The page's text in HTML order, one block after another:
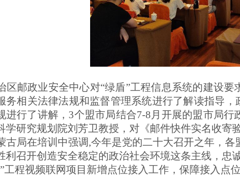
区邮政业安全中心对“绿盾”工程信息系统的建设
务相关法律法规和监督管理系统进行了解读指导
进行了讲解，3个盟市局结合7-8月开展的盟市局
学研究规划院刘芳卫教授，对《邮件快件实名收寄
古局在培训中强调,今年是党的二十大召开之年， 各
利召开创造安全稳定的政治社会环境这条主线，忠
工程视频联网项目新增点位接入工作 ，保障接入点